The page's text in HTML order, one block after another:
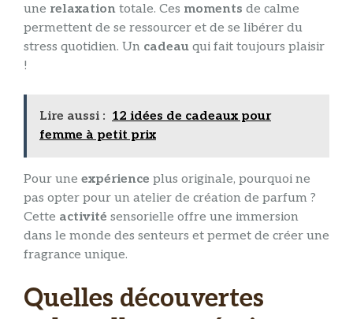
une relaxation totale. Ces moments de calme
permettent de se ressourcer et de se libérer du
stress quotidien. Un cadeau qui fait toujours plaisir
!
Lire aussi : 12 idées de cadeaux pour
femme à petit prix
Pour une expérience plus originale, pourquoi ne
pas opter pour un atelier de création de parfum ?
Cette activité sensorielle offre une immersion
dans le monde des senteurs et permet de créer une
fragrance unique.
Quelles découvertes